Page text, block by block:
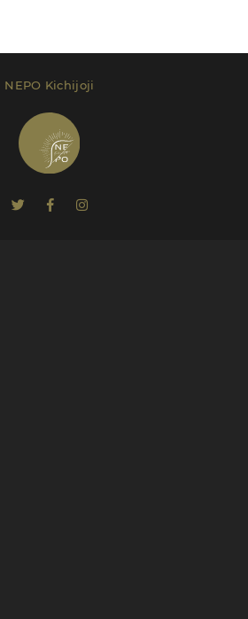
Send Message
NEPO Kichijoji